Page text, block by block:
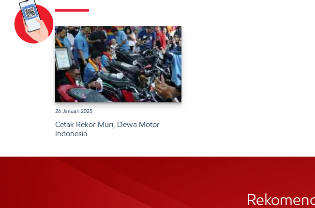
26 Januari 2025
Cetak Rekor Muri, Dewa Motor
Indonesia